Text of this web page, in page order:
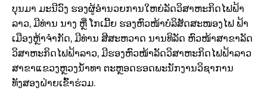
ບຸນມາ ມະນີວົງ ຮອງຜູ້ອຳນວຍການໃຫຍ່ລັດວິສາຫະກິດໄຟຟ້າ
ລາວ, ມີທ່ານ ນາງ ຫຼີ່ ໂກເມີ້ຍ ຮອງຫົວໜ້າບໍລິສັດສະໜອງໄຟ ຟ້າ
ເມືອງຫຼ້າຈຳກັດ, ມີທ່ານ ສີສະຫວາດ ນານທິລັດ ຫົວໜ້າສາຂາລັດ
ວິສາຫະກິດໄຟຟ້າລາວ, ມີຮອງຫົວໜ້າລັດວິສາຫະກິດໄຟຟ້າລາວ
ສາຂາແຂວງຫຼວງນ້ຳທາ ຕະຫຼອດຮອດພະນັກງານວິຊາການ
ທັງສອງຝ່າຍເຂົ້າຮ່ວມ.